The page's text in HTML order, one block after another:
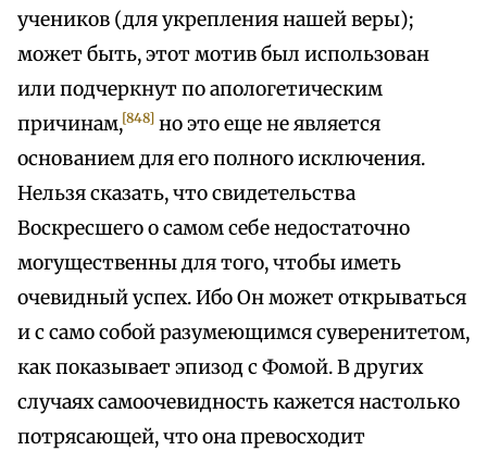
учеников (для укрепления нашей веры);
может быть, этот мотив был использован
или подчеркнут по апологетическим
причинам,[848] но это еще не является
основанием для его полного исключения.
Нельзя сказать, что свидетельства
Воскресшего о самом себе недостаточно
могущественны для того, чтобы иметь
очевидный успех. Ибо Он может открываться
и с само собой разумеющимся суверенитетом,
как показывает эпизод с Фомой. В других
случаях самоочевидность кажется настолько
потрясающей, что она превосходит